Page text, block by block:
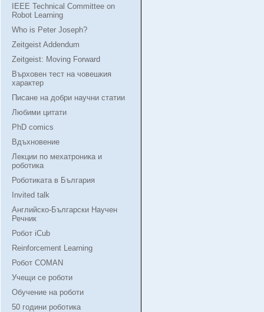
IEEE Technical Committee on
Robot Learning
Who is Peter Joseph?
Zeitgeist Addendum
Zeitgeist: Moving Forward
Върховен тест на човешкия
характер
Писане на добри научни статии
Любими цитати
PhD comics
Вдъхновение
Лекции по мехатроника и
роботика
Роботиката в България
Invited talk
Английско-Български Научен
Речник
Робот iCub
Reinforcement Learning
Робот COMAN
Учещи се роботи
Обучение на роботи
50 години роботика